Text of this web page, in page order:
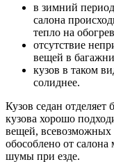
в зимний
салона
тепло на
отсутствие
вещей в
кузов в таком
солиднее.
Кузов седан отделяет
кузова хорошо
вещей, всевозможных
обособлено от
шумы при езде.